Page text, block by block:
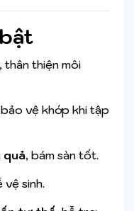
, thân thiện môi
bảo vệ khớp khi tập
, bám sàn tốt.
vệ sinh.